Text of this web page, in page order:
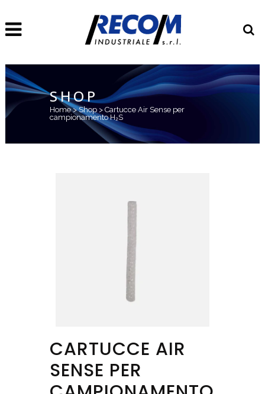
SHOP
Home>Shop > Cartucce Air Sense per
campionamento H₂S
CARTUCCE AIR
SENSE PER